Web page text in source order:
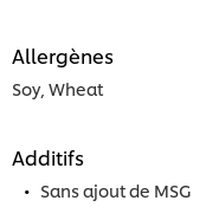
Allergènes
Soy, Wheat
Additifs
Sans ajout de MSG